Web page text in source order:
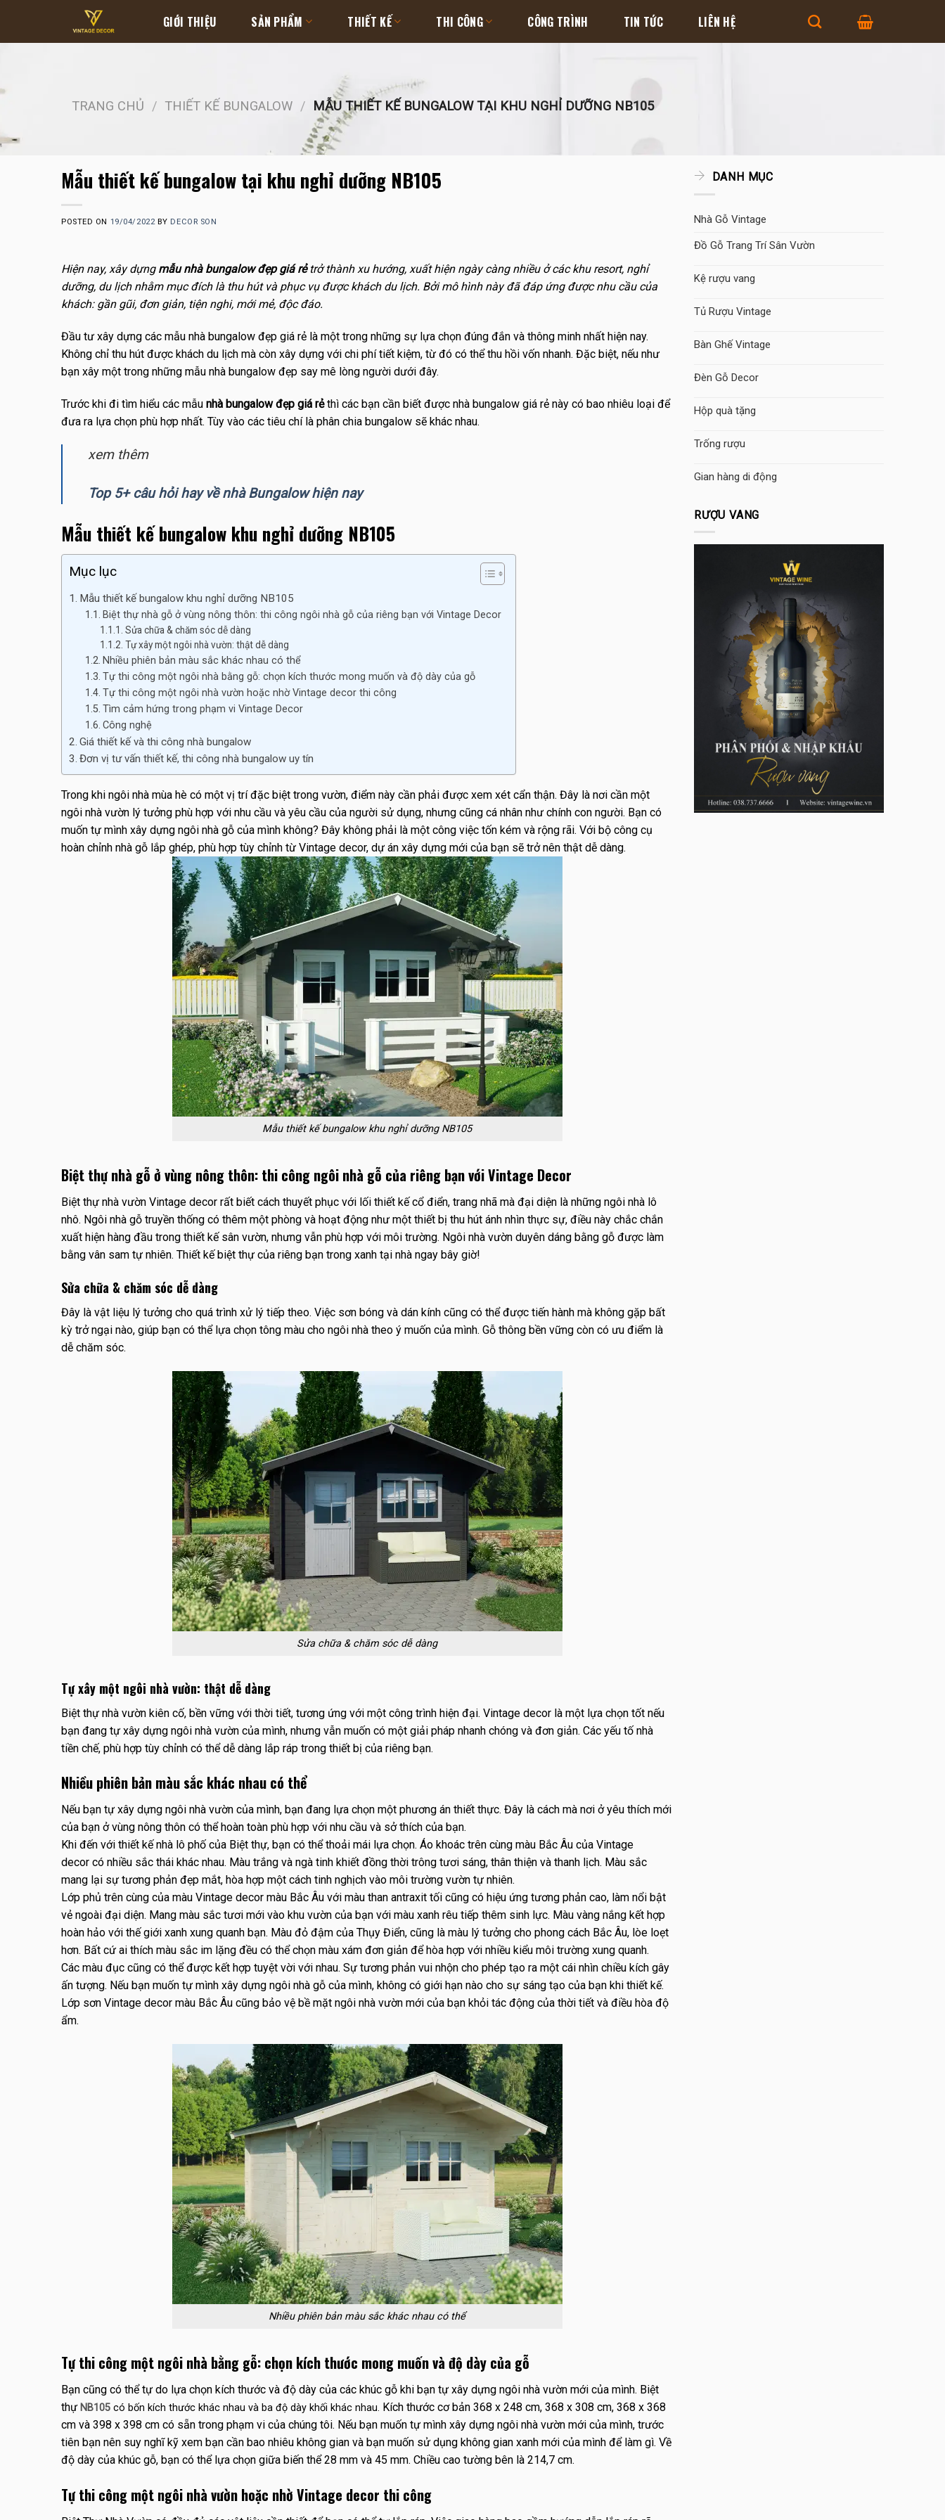
content
GIỚI THIỆU SẢN PHẨM THIẾT KẾ THI CÔNG CÔNG TRÌNH TIN TỨC LIÊN HỆ
TRANG CHỦ / THIẾT KẾ BUNGALOW / MẪU THIẾT KẾ BUNGALOW TẠI KHU NGHỈ DƯỠNG NB105
Mẫu thiết kế bungalow tại khu nghỉ dưỡng NB105
POSTED ON 19/04/2022BY DECOR SON
Hiện nay, xây dựng mẫu nhà bungalow đẹp giá rẻtrở thành xu hướng, xuất hiện ngày càng nhiều ở các khu resort, nghỉ
dưỡng, du lịch nhằm mục đích là thu hút và phục vụ được khách du lịch. Bởi mô hình này đã đáp ứng được nhu cầu của
khách: gần gũi, đơn giản, tiện nghi, mới mẻ, độc đáo.
Đầu tư xây dựng các mẫu nhà bungalow đẹp giá rẻ là một trong những sự lựa chọn đúng đắn và thông minh nhất hiện nay.
Không chỉ thu hút được khách du lịch mà còn xây dựng với chi phí tiết kiệm, từ đó có thể thu hồi vốn nhanh. Đặc biệt, nếu như
bạn xây một trong những mẫu nhà bungalow đẹp say mê lòng người dưới đây.
Trước khi đi tìm hiểu các mẫu nhà bungalow đẹp giá rẻthì các bạn cần biết được nhà bungalow giá rẻ này có bao nhiêu loại để
đưa ra lựa chọn phù hợp nhất. Tùy vào các tiêu chí là phân chia bungalow sẽ khác nhau.
xem thêm
Top 5+ câu hỏi hay về nhà Bungalow hiện nay
Mẫu thiết kế bungalow khu nghỉ dưỡng NB105
Mục lục
Mẫu thiết kế bungalow khu nghỉ dưỡng NB105
Biệt thự nhà gỗ ở vùng nông thôn: thi công ngôi nhà gỗ của riêng bạn với Vintage Decor
Sửa chữa & chăm sóc dễ dàng
Tự xây một ngôi nhà vườn: thật dễ dàng
Nhiều phiên bản màu sắc khác nhau có thể
Tự thi công một ngôi nhà bằng gỗ: chọn kích thước mong muốn và độ dày của gỗ
Tự thi công một ngôi nhà vườn hoặc nhờ Vintage decor thi công
Tìm cảm hứng trong phạm vi Vintage Decor
Công nghệ
Giá thiết kế và thi công nhà bungalow
Đơn vị tư vấn thiết kế, thi công nhà bungalow uy tín
Trong khi ngôi nhà mùa hè có một vị trí đặc biệt trong vườn, điểm này cần phải được xem xét cẩn thận. Đây là nơi cần một
ngôi nhà vườn lý tưởng phù hợp với nhu cầu và yêu cầu của người sử dụng, nhưng cũng cá nhân như chính con người. Bạn có
muốn tự mình xây dựng ngôi nhà gỗ của mình không? Đây không phải là một công việc tốn kém và rộng rãi. Với bộ công cụ
hoàn chỉnh nhà gỗ lắp ghép, phù hợp tùy chỉnh từ Vintage decor, dự án xây dựng mới của bạn sẽ trở nên thật dễ dàng.
Mẫu thiết kế bungalow khu nghỉ dưỡng NB105
Biệt thự nhà gỗ ở vùng nông thôn: thi công ngôi nhà gỗ của riêng bạn với Vintage Decor
Biệt thự nhà vườn Vintage decor rất biết cách thuyết phục với lối thiết kế cổ điển, trang nhã mà đại diện là những ngôi nhà lô
nhô. Ngôi nhà gỗ truyền thống có thêm một phòng và hoạt động như một thiết bị thu hút ánh nhìn thực sự, điều này chắc chắn
xuất hiện hàng đầu trong thiết kế sân vườn, nhưng vẫn phù hợp với môi trường. Ngôi nhà vườn duyên dáng bằng gỗ được làm
bằng vân sam tự nhiên. Thiết kế biệt thự của riêng bạn trong xanh tại nhà ngay bây giờ!
Sửa chữa & chăm sóc dễ dàng
Đây là vật liệu lý tưởng cho quá trình xử lý tiếp theo. Việc sơn bóng và dán kính cũng có thể được tiến hành mà không gặp bất
kỳ trở ngại nào, giúp bạn có thể lựa chọn tông màu cho ngôi nhà theo ý muốn của mình. Gỗ thông bền vững còn có ưu điểm là
dễ chăm sóc.
Sửa chữa & chăm sóc dễ dàng
Tự xây một ngôi nhà vườn: thật dễ dàng
Biệt thự nhà vườn kiên cố, bền vững với thời tiết, tương ứng với một công trình hiện đại. Vintage decor là một lựa chọn tốt nếu
bạn đang tự xây dựng ngôi nhà vườn của mình, nhưng vẫn muốn có một giải pháp nhanh chóng và đơn giản. Các yếu tố nhà
tiền chế, phù hợp tùy chỉnh có thể dễ dàng lắp ráp trong thiết bị của riêng bạn.
Nhiều phiên bản màu sắc khác nhau có thể
Nếu bạn tự xây dựng ngôi nhà vườn của mình, bạn đang lựa chọn một phương án thiết thực. Đây là cách mà nơi ở yêu thích mới
của bạn ở vùng nông thôn có thể hoàn toàn phù hợp với nhu cầu và sở thích của bạn.
Khi đến với thiết kế nhà lô phố của Biệt thự, bạn có thể thoải mái lựa chọn. Áo khoác trên cùng màu Bắc Âu của Vintage
decor có nhiều sắc thái khác nhau. Màu trắng và ngà tinh khiết đồng thời trông tươi sáng, thân thiện và thanh lịch. Màu sắc
mang lại sự tương phản đẹp mắt, hòa hợp một cách tinh nghịch vào môi trường vườn tự nhiên.
Lớp phủ trên cùng của màu Vintage decor màu Bắc Âu với màu than antraxit tối cũng có hiệu ứng tương phản cao, làm nổi bật
vẻ ngoài đại diện. Mang màu sắc tươi mới vào khu vườn của bạn với màu xanh rêu tiếp thêm sinh lực. Màu vàng nắng kết hợp
hoàn hảo với thế giới xanh xung quanh bạn. Màu đỏ đậm của Thụy Điển, cũng là màu lý tưởng cho phong cách Bắc Âu, lòe loẹt
hơn. Bất cứ ai thích màu sắc im lặng đều có thể chọn màu xám đơn giản để hòa hợp với nhiều kiểu môi trường xung quanh.
Các màu đục cũng có thể được kết hợp tuyệt vời với nhau. Sự tương phản vui nhộn cho phép tạo ra một cái nhìn chiều kích gây
ấn tượng. Nếu bạn muốn tự mình xây dựng ngôi nhà gỗ của mình, không có giới hạn nào cho sự sáng tạo của bạn khi thiết kế.
Lớp sơn Vintage decor màu Bắc Âu cũng bảo vệ bề mặt ngôi nhà vườn mới của bạn khỏi tác động của thời tiết và điều hòa độ
ẩm.
Nhiều phiên bản màu sắc khác nhau có thể
Tự thi công một ngôi nhà bằng gỗ: chọn kích thước mong muốn và độ dày của gỗ
Bạn cũng có thể tự do lựa chọn kích thước và độ dày của các khúc gỗ khi bạn tự xây dựng ngôi nhà vườn mới của mình. Biệt
thự NB105 có bốn kích thước khác nhau và ba độ dày khối khác nhau. Kích thước cơ bản 368 x 248 cm, 368 x 308 cm, 368 x 368
cm và 398 x 398 cm có sẵn trong phạm vi của chúng tôi. Nếu bạn muốn tự mình xây dựng ngôi nhà vườn mới của mình, trước
tiên bạn nên suy nghĩ kỹ xem bạn cần bao nhiêu không gian và bạn muốn sử dụng không gian xanh mới của mình để làm gì. Về
độ dày của khúc gỗ, bạn có thể lựa chọn giữa biến thể 28 mm và 45 mm. Chiều cao tường bên là 214,7 cm.
Tự thi công một ngôi nhà vườn hoặc nhờ Vintage decor thi công
DANH MỤC
Nhà Gỗ Vintage
Đồ Gỗ Trang Trí Sân Vườn
Kệ rượu vang
Tủ Rượu Vintage
Bàn Ghế Vintage
Đèn Gỗ Decor
Hộp quà tặng
Trống rượu
Gian hàng di động
RƯỢU VANG